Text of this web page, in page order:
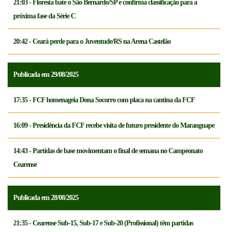
21:03 - Floresta bate o São Bernardo/SP e confirma classificação para a
próxima fase da Série C
20:42 - Ceará perde para o Juventude/RS na Arena Castelão
Publicada em 29/08/2025
17:35 - FCF homenageia Dona Socorro com placa na cantina da FCF
16:09 - Presidência da FCF recebe visita de futuro presidente do Maranguape
14:43 - Partidas de base movimentam o final de semana no Campeonato
Cearense
Publicada em 28/08/2025
21:35 - Cearense Sub-15, Sub-17 e Sub-20 (Profissional) têm partidas